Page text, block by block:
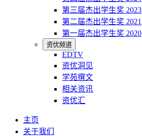
第三届杰出学生奖 2023
第二届杰出学生奖 2021
第一届杰出学生奖 2020
资优频道
EDTV
资优洞见
学苑撰文
相关资讯
资优汇
主页
关于我们